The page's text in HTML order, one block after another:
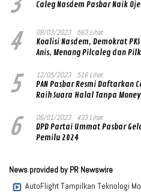
Caleg Nasdem Pasbar Naik
4 08/03/2023 563 Lihat
Koalisi Nasdem, Demokrat
Anis, Menang Pilcaleg dan
5 12/05/2023 516 Lihat
PAN Pasbar Resmi Daftarkan
Raih Suara Halal Tanpa
6 06/01/2023 433 Lihat
DPD Partai Ummat Pasbar
Pemilu 2024
News provided by PR Newswire
AutoFlight Tampilkan Teknologi